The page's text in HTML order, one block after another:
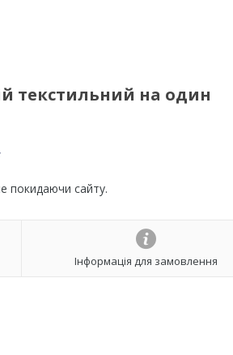
текстильний на один
покидаючи сайту.
Інформація для замовлення